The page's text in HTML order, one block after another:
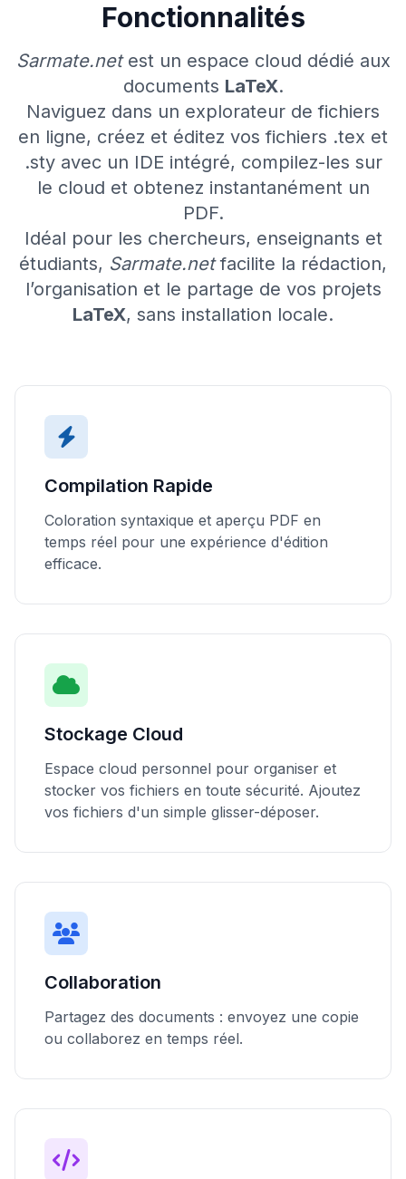
Fonctionnalités
Sarmate.netest un espace cloud dédié aux
documents LaTeX.
Naviguez dans un explorateur de fichiers
en ligne, créez et éditez vos fichiers .tex et
.styavec un IDE intégré, compilez-les sur
le cloud et obtenez instantanément un
PDF.
Idéal pour les chercheurs, enseignants et
étudiants, Sarmate.netfacilite la rédaction,
l’organisation et le partage de vos projets
LaTeX, sans installation locale.
Compilation Rapide
Coloration syntaxique et aperçu PDF en
temps réel pour une expérience d'édition
efficace.
Stockage Cloud
Espace cloud personnel pour organiser et
stocker vos fichiers en toute sécurité. Ajoutez
vos fichiers d'un simple glisser-déposer.
Collaboration
Partagez des documents : envoyez une copie
ou collaborez en temps réel.